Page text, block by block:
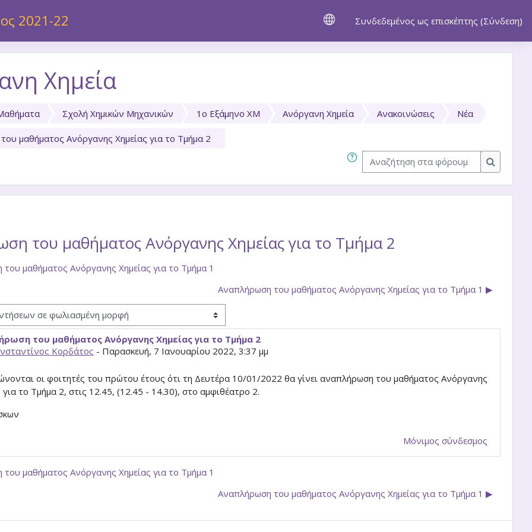
2021-22 Συνδεδεμένος ως επισκέπτης (Σύνδεση)
Χημεία
Σχολή Χημικών Μηχανικών 1ο Εξάμηνο ΧΜ Ανόργανη Χημεία Ανακοινώσεις Νέα
μαθήματος Ανόργανης Χημείας για το Τμήμα 2
Αναζήτηση στα φόρουμ
του μαθήματος Ανόργανης Χημείας για το Τμήμα 2
μαθήματος Ανόργανης Χημείας για το Τμήμα 1
Αναπλήρωση του μαθήματος Ανόργανης Χημείας για το Τμήμα 1 ▶︎
του μαθήματος Ανόργανης Χημείας για το Τμήμα 2
Κορδάτος - Παρασκευή, 7 Ιανουαρίου 2022, 3:37 μμ
απαντήσεων: 0
οι φοιτητές του πρώτου έτους ότι τη Δευτέρα 10/01/2022 θα γίνει αναπλήρωση του μαθήματος Ανόργανης
για το Τμήμα 2, στις 12.45, (12.45 - 14.30), στο αμφιθέατρο 2.
Μόνιμος σύνδεσμος
μαθήματος Ανόργανης Χημείας για το Τμήμα 1
Αναπλήρωση του μαθήματος Ανόργανης Χημείας για το Τμήμα 1 ▶︎